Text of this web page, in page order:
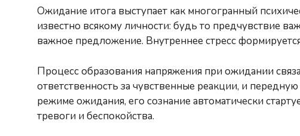
Ожидание итога выступает как многогранный
известно всякому личности: будь то предчувствие
важное предложение. Внутреннее стресс
Процесс образования напряжения при ожидании
ответственность за чувственные реакции, и
режиме ожидания, его сознание автоматически
тревоги и беспокойства.